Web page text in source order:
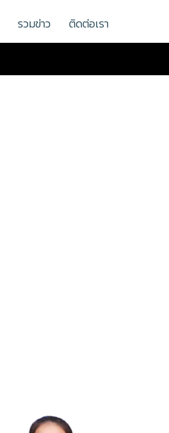
รวมข่าว ติดต่อเรา